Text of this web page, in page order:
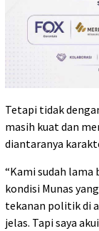
Tetapi tidak
masih kuat dan
diantaranya
“Kami sudah lama
kondisi Munas
tekanan politik di
jelas. Tapi saya